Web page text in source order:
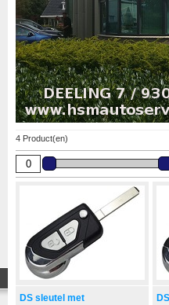
4 Product(en)
DS sleutel met